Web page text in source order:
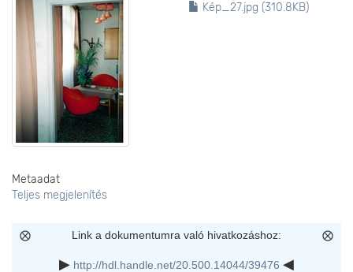
Kép_27.jpg (310.8KB)
Metaadat
Teljes megjelenítés
Link a dokumentumra való hivatkozáshoz:
http://hdl.handle.net/20.500.14044/39476